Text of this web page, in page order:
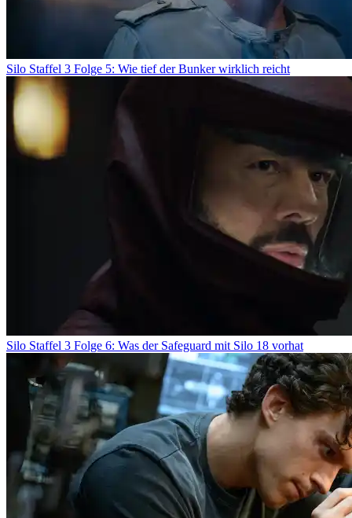
Silo Staffel 3 Folge 5: Wie tief der Bunker wirklich reicht
Silo Staffel 3 Folge 6: Was der Safeguard mit Silo 18 vorhat